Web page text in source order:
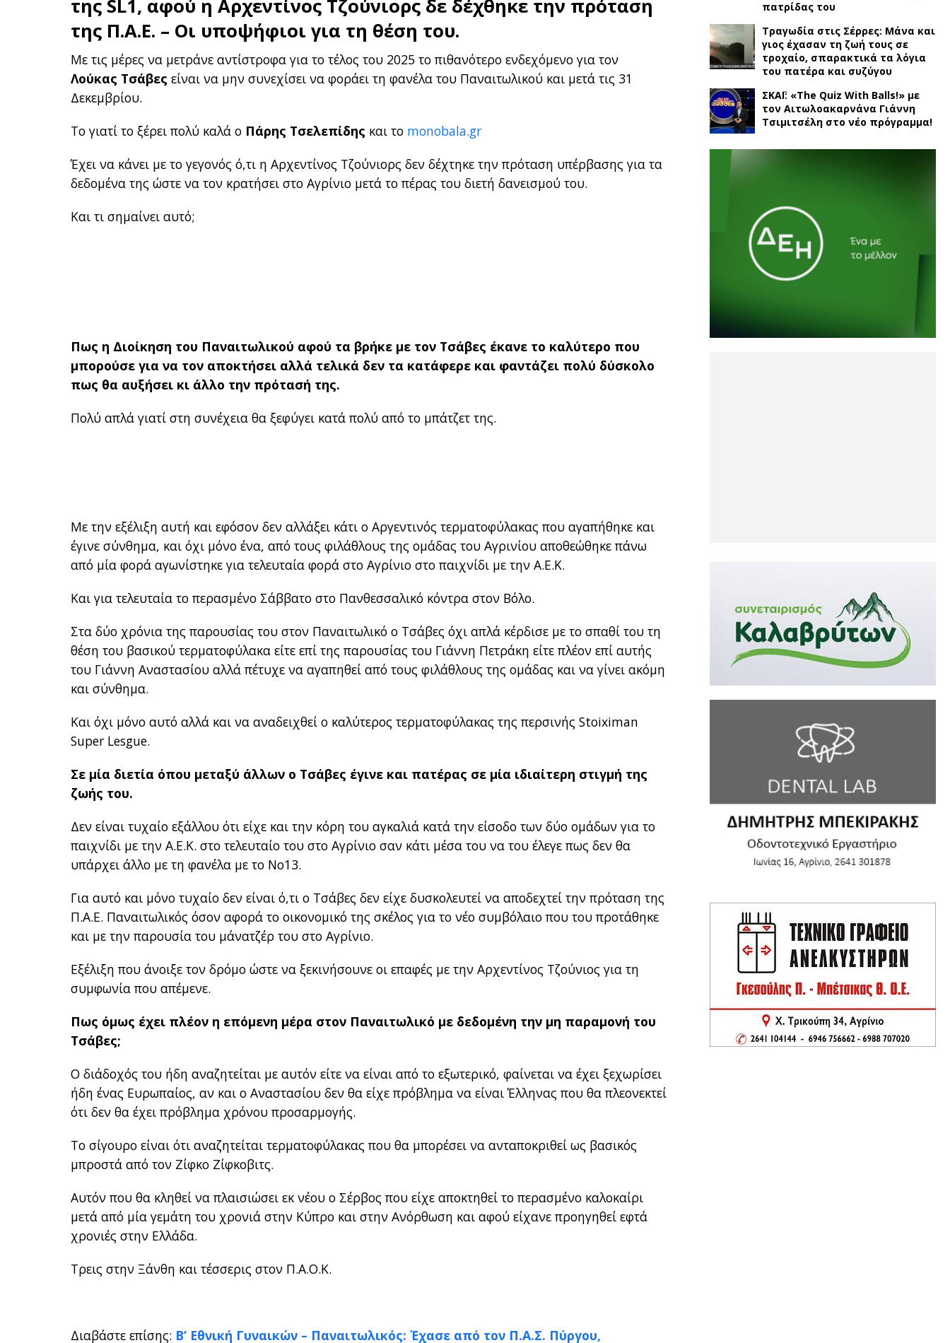
της SL1, αφού η Αρχεντίνος Τζούνιορς δε δέχθηκε την πρόταση
της Π.Α.Ε. – Οι υποψήφιοι για τη θέση του.
Με τις μέρες να μετράνε αντίστροφα για το τέλος του 2025 το πιθανότερο ενδεχόμενο για τον
Λούκας Τσάβες είναι να μην συνεχίσει να φοράει τη φανέλα του Παναιτωλικού και μετά τις 31
Δεκεμβρίου.
Το γιατί το ξέρει πολύ καλά ο Πάρης Τσελεπίδης και το monobala.gr
Έχει να κάνει με το γεγονός ό,τι η Αρχεντίνος Τζούνιορς δεν δέχτηκε την πρόταση υπέρβασης για τα
δεδομένα της ώστε να τον κρατήσει στο Αγρίνιο μετά το πέρας του διετή δανεισμού του.
Και τι σημαίνει αυτό;
Πως η Διοίκηση του Παναιτωλικού αφού τα βρήκε με τον Τσάβες έκανε το καλύτερο που
μπορούσε για να τον αποκτήσει αλλά τελικά δεν τα κατάφερε και φαντάζει πολύ δύσκολο
πως θα αυξήσει κι άλλο την πρότασή της.
Πολύ απλά γιατί στη συνέχεια θα ξεφύγει κατά πολύ από το μπάτζετ της.
Με την εξέλιξη αυτή και εφόσον δεν αλλάξει κάτι ο Αργεντινός τερματοφύλακας που αγαπήθηκε και
έγινε σύνθημα, και όχι μόνο ένα, από τους φιλάθλους της ομάδας του Αγρινίου αποθεώθηκε πάνω
από μία φορά αγωνίστηκε για τελευταία φορά στο Αγρίνιο στο παιχνίδι με την Α.Ε.Κ.
Και για τελευταία το περασμένο Σάββατο στο Πανθεσσαλικό κόντρα στον Βόλο.
Στα δύο χρόνια της παρουσίας του στον Παναιτωλικό ο Τσάβες όχι απλά κέρδισε με το σπαθί του τη
θέση του βασικού τερματοφύλακα είτε επί της παρουσίας του Γιάννη Πετράκη είτε πλέον επί αυτής
του Γιάννη Αναστασίου αλλά πέτυχε να αγαπηθεί από τους φιλάθλους της ομάδας και να γίνει ακόμη
και σύνθημα.
Και όχι μόνο αυτό αλλά και να αναδειχθεί ο καλύτερος τερματοφύλακας της περσινής Stoiximan
Super Lesgue.
Σε μία διετία όπου μεταξύ άλλων ο Τσάβες έγινε και πατέρας σε μία ιδιαίτερη στιγμή της
ζωής του.
Δεν είναι τυχαίο εξάλλου ότι είχε και την κόρη του αγκαλιά κατά την είσοδο των δύο ομάδων για το
παιχνίδι με την Α.Ε.Κ. στο τελευταίο του στο Αγρίνιο σαν κάτι μέσα του να του έλεγε πως δεν θα
υπάρχει άλλο με τη φανέλα με το Νο13.
Για αυτό και μόνο τυχαίο δεν είναι ό,τι ο Τσάβες δεν είχε δυσκολευτεί να αποδεχτεί την πρόταση της
Π.Α.Ε. Παναιτωλικός όσον αφορά το οικονομικό της σκέλος για το νέο συμβόλαιο που του προτάθηκε
και με την παρουσία του μάνατζέρ του στο Αγρίνιο.
Εξέλιξη που άνοιξε τον δρόμο ώστε να ξεκινήσουνε οι επαφές με την Αρχεντίνος Τζούνιος για τη
συμφωνία που απέμενε.
Πως όμως έχει πλέον η επόμενη μέρα στον Παναιτωλικό με δεδομένη την μη παραμονή του
Τσάβες;
Ο διάδοχός του ήδη αναζητείται με αυτόν είτε να είναι από το εξωτερικό, φαίνεται να έχει ξεχωρίσει
ήδη ένας Ευρωπαίος, αν και ο Αναστασίου δεν θα είχε πρόβλημα να είναι Έλληνας που θα πλεονεκτεί
ότι δεν θα έχει πρόβλημα χρόνου προσαρμογής.
Το σίγουρο είναι ότι αναζητείται τερματοφύλακας που θα μπορέσει να ανταποκριθεί ως βασικός
μπροστά από τον Ζίφκο Ζίφκοβιτς.
Αυτόν που θα κληθεί να πλαισιώσει εκ νέου ο Σέρβος που είχε αποκτηθεί το περασμένο καλοκαίρι
μετά από μία γεμάτη του χρονιά στην Κύπρο και στην Ανόρθωση και αφού είχανε προηγηθεί εφτά
χρονιές στην Ελλάδα.
Τρεις στην Ξάνθη και τέσσερις στον Π.Α.Ο.Κ.
Διαβάστε επίσης: Β’ Εθνική Γυναικών – Παναιτωλικός: Έχασε από τον Π.Α.Σ. Πύργου,
πατρίδας του
Τραγωδία στις Σέρρες: Μάνα και
γιος έχασαν τη ζωή τους σε
τροχαίο, σπαρακτικά τα λόγια
του πατέρα και συζύγου
ΣΚΑΪ: «The Quiz With Balls!» με
τον Αιτωλοακαρνάνα Γιάννη
Τσιμιτσέλη στο νέο πρόγραμμα!